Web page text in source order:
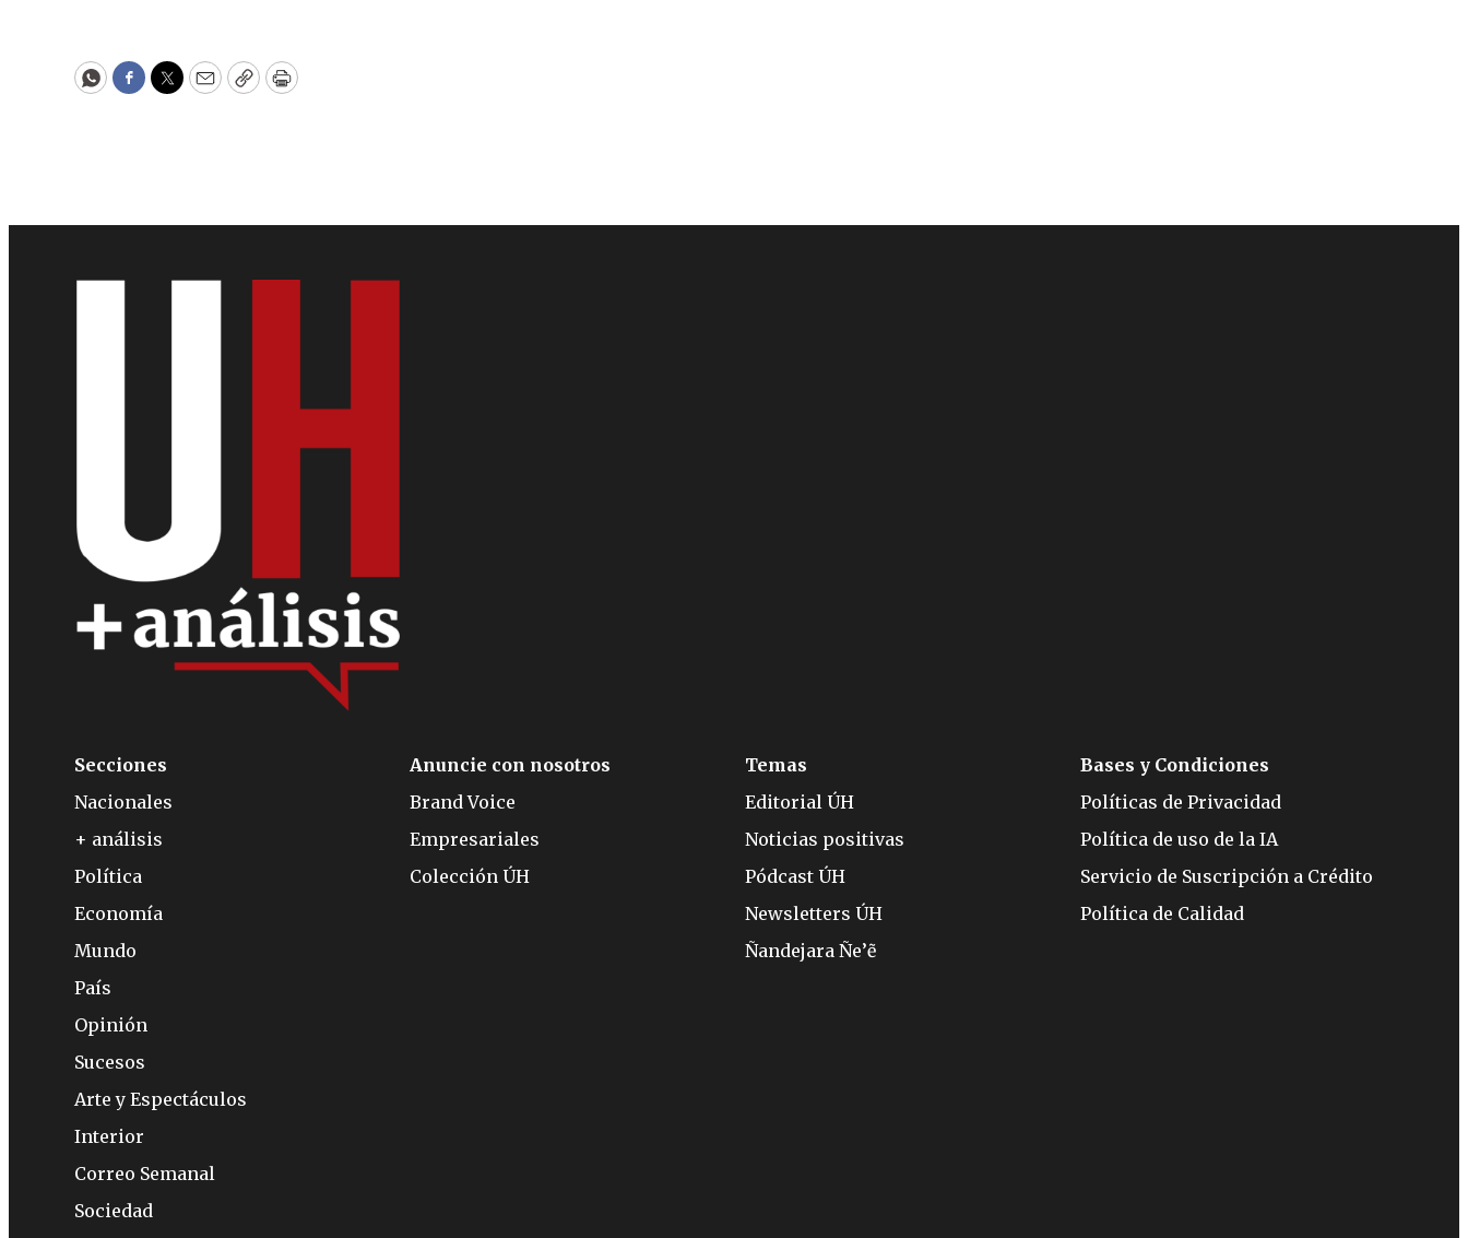
WhatsApp
Facebook
Twitter
EmailCopyPrint
Secciones
Nacionales
+ análisis
Política
Economía
Mundo
País
Opinión
Sucesos
Arte y Espectáculos
Interior
Correo Semanal
Sociedad
Anuncie con nosotros
Brand Voice
Empresariales
Colección ÚH
Temas
Editorial ÚH
Noticias positivas
Pódcast ÚH
Newsletters ÚH
Ñandejara Ñe’ẽ
Bases y Condiciones
Políticas de Privacidad
Política de uso de la IA
Servicio de Suscripción a Crédito
Política de Calidad